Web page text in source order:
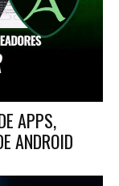
APPS,
ANDROID